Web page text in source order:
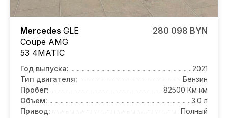
Mercedes GLE
Coupe AMG
53 4MATIC
280 098 BYN
Год выпуска:
2021
Тип двигателя:
Бензин
Пробег:
82500 Км км
Объем:
3.0 л
Привод:
Полный